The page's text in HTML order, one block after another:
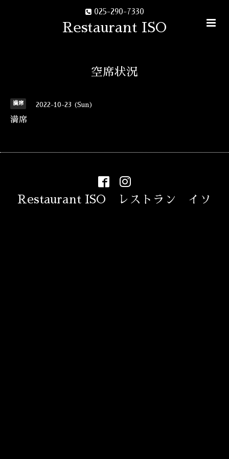
025-290-7330
Restaurant ISO
空席状況
満席 2022-10-23 (Sun)
満席
Restaurant ISO レストラン イソ